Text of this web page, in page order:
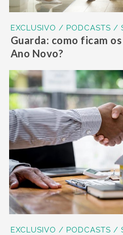
EXCLUSIVO / PODCASTS /
Guarda: como ficam
Ano Novo?
EXCLUSIVO / PODCASTS /